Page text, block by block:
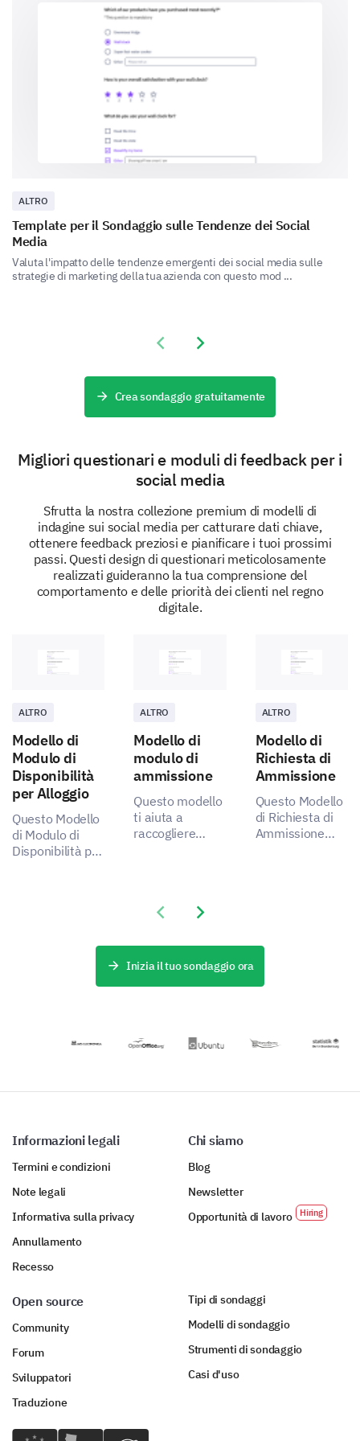
Demografie
Qual è la tua età?
Qual è il tuo genere?
Femmina Maschio
Qual è la tua occupazione?
ALTRO
Template per il Sondaggio sulle Tendenze dei Social
Media
Valuta l'impatto delle tendenze emergenti dei social media sulle
strategie di marketing della tua azienda con questo mod ...
Previous slide
Next slide
Crea sondaggio gratuitamente
Migliori questionari e moduli di feedback per i
social media
Sfrutta la nostra collezione premium di modelli di
indagine sui social media per catturare dati chiave,
ottenere feedback preziosi e pianificare i tuoi prossimi
passi. Questi design di questionari meticolosamente
realizzati guideranno la tua comprensione del
comportamento e delle priorità dei clienti nel regno
digitale.
ALTRO
Modello di
Modulo di
Disponibilità
per Alloggio
Questo Modello
di Modulo di
Disponibilità per
ALTRO
Modello di
modulo di
ammissione
Questo modello
ti aiuta a
raccogliere
efficace,
punti critici degli
stakeholder
ALTRO
Modello di
Richiesta di
Ammissione
Questo Modello
di Richiesta di
Ammissione
identificare
Previous slide
Next slide
Inizia il tuo sondaggio ora
Informazioni legali
Termini e condizioni
Note legali
Informativa sulla privacy
Annullamento
Recesso
Chi siamo
Blog
Newsletter
Opportunità di lavoro
Open source
Community
Forum
Sviluppatori
Traduzione
Tipi di sondaggi
Modelli di sondaggio
Strumenti di sondaggio
Casi d'uso